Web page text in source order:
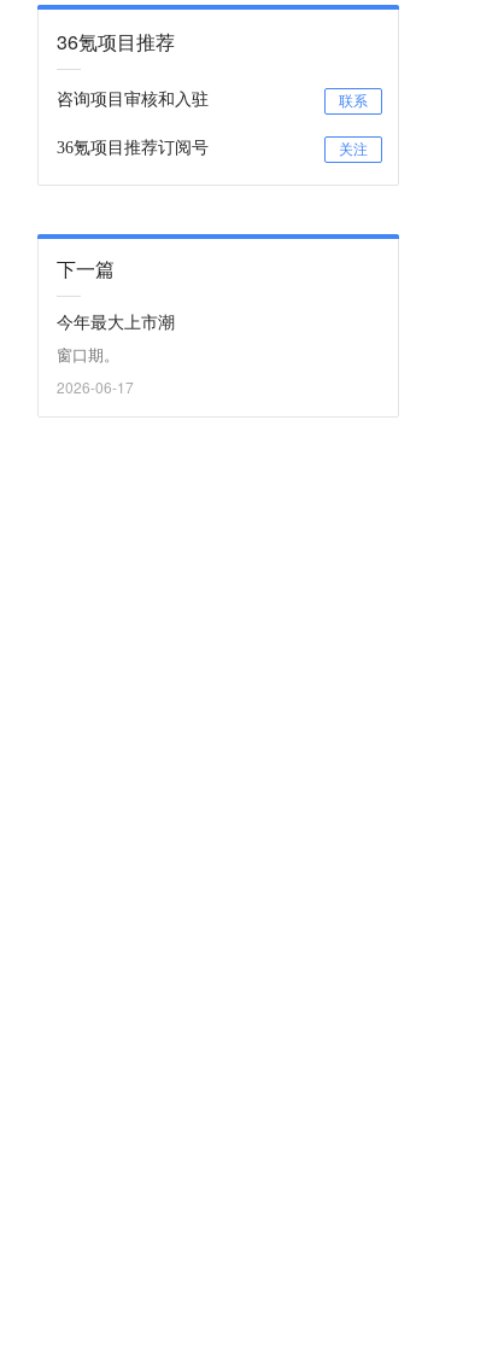
36氪项目推荐
咨询项目审核和入驻 联系
36氪项目推荐订阅号 关注
下一篇
今年最大上市潮
窗口期。
2026-06-17